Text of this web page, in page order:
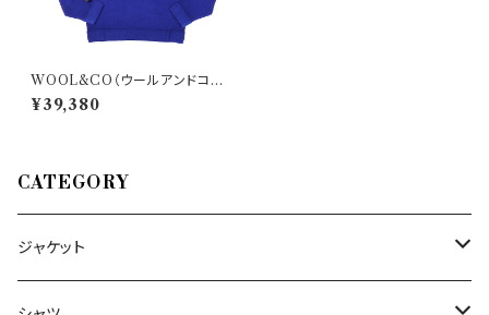
WOOL&CO（ウールアンドコ
ー） ハイネックセーター 2024/
02 WO 1007 33375
¥39,380
CATEGORY
ジャケット